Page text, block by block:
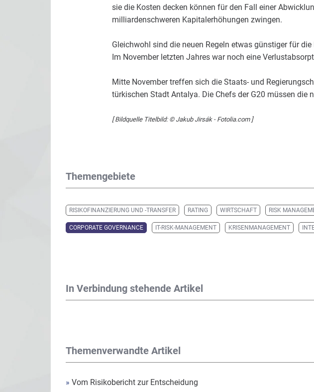
sie die Kosten decken können für den Fall einer
milliardenschweren Kapitalerhöhungen zwingen.
Gleichwohl sind die neuen Regeln etwas günstiger für
Im November letzten Jahres war noch eine
Mitte November treffen sich die Staats- und
türkischen Stadt Antalya. Die Chefs der G20 müssen die
[ Bildquelle Titelbild: © Jakub Jirsák - Fotolia.com ]
Themengebiete
RISIKOFINANZIERUNG UND -TRANSFER RATING WIRTSCHAFT RISK
CORPORATE GOVERNANCE IT-RISK-MANAGEMENT KRISENMANAGEMENT
In Verbindung stehende Artikel
Themenverwandte Artikel
» Vom Risikobericht zur Entscheidung